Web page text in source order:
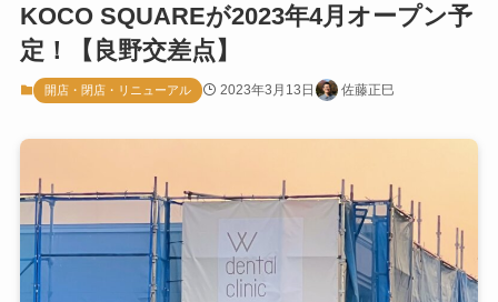
KOCO SQUAREが2023年4月オープン予
定！【良野交差点】
開店・閉店・リニューアル 2023年3月13日 佐藤正巳